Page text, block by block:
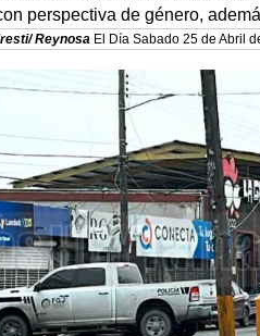
perspectiva de género,
Reynosa El Día Sabado 25 de Abril